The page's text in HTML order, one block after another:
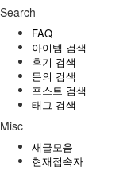
Search
FAQ
아이템 검색
후기 검색
문의 검색
포스트 검색
태그 검색
Misc
새글모음
현재접속자